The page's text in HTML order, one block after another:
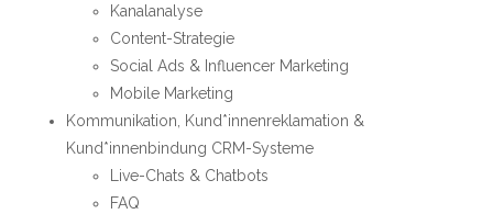
Kanalanalyse
Content-Strategie
Social Ads & Influencer Marketing
Mobile Marketing
Kommunikation, Kund*innenreklamation &
Kund*innenbindung CRM-Systeme
Live-Chats & Chatbots
FAQ